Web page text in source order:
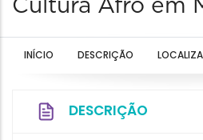
Cultura Afro em
INÍCIO DESCRIÇÃO
DESCRIÇÃO